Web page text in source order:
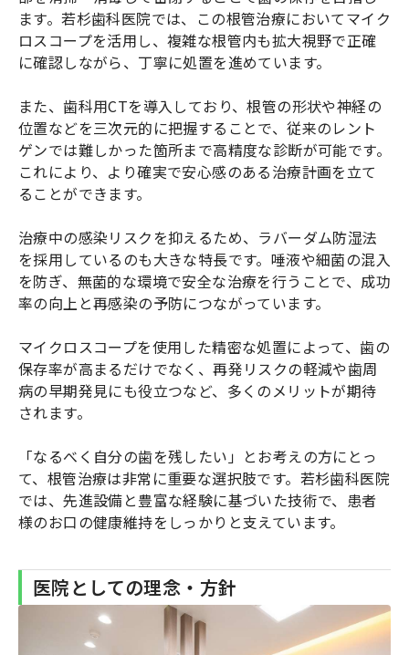
ます。若杉歯科医院では、この根管治療においてマイク
ロスコープを活用し、複雑な根管内も拡大視野で正確
に確認しながら、丁寧に処置を進めています。
また、歯科用CTを導入しており、根管の形状や神経の
位置などを三次元的に把握することで、従来のレント
ゲンでは難しかった箇所まで高精度な診断が可能です。
これにより、より確実で安心感のある治療計画を立て
ることができます。
治療中の感染リスクを抑えるため、ラバーダム防湿法
を採用しているのも大きな特長です。唾液や細菌の混入
を防ぎ、無菌的な環境で安全な治療を行うことで、成功
率の向上と再感染の予防につながっています。
マイクロスコープを使用した精密な処置によって、歯の
保存率が高まるだけでなく、再発リスクの軽減や歯周
病の早期発見にも役立つなど、多くのメリットが期待
されます。
「なるべく自分の歯を残したい」とお考えの方にとっ
て、根管治療は非常に重要な選択肢です。若杉歯科医院
では、先進設備と豊富な経験に基づいた技術で、患者
様のお口の健康維持をしっかりと支えています。
医院としての理念・方針